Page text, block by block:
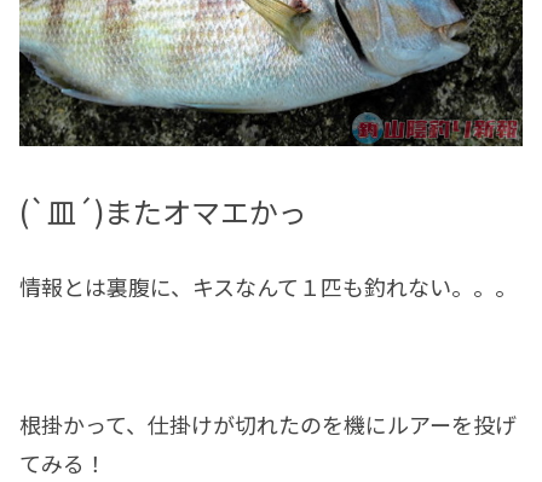
(`皿´)またオマエかっ
情報とは裏腹に、キスなんて１匹も釣れない。。。
根掛かって、仕掛けが切れたのを機にルアーを投げ
てみる！